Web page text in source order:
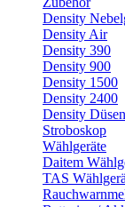
Density
Density Air
Density 390
Density 900
Density 1500
Density 2400
Density Düsen
Stroboskop
Wählgeräte
Daitem
TAS